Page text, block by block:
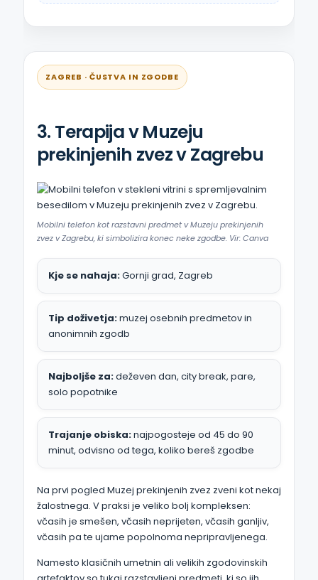
ZAGREB · ČUSTVA IN ZGODBE
3. Terapija v Muzeju
prekinjenih zvez v Zagrebu
Mobilni telefon kot razstavni predmet v Muzeju prekinjenih
zvez v Zagrebu, ki simbolizira konec neke zgodbe. Vir: Canva
Kje se nahaja:Gornji grad, Zagreb
Tip doživetja:muzej osebnih predmetov in
anonimnih zgodb
Najboljše za:deževen dan, city break, pare,
solo popotnike
Trajanje obiska:najpogosteje od 45 do 90
minut, odvisno od tega, koliko bereš zgodbe
Na prvi pogled Muzej prekinjenih zvez zveni kot nekaj
žalostnega. V praksi je veliko bolj kompleksen:
včasih je smešen, včasih neprijeten, včasih ganljiv,
včasih pa te ujame popolnoma nepripravljenega.
Namesto klasičnih umetnin ali velikih zgodovinskih